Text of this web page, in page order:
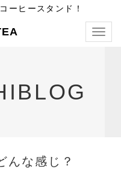
ーヒースタンド！
んな感じ？